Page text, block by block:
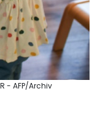
- AFP/Archiv